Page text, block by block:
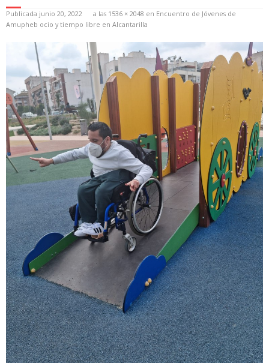
Publicada junio 20, 2022 a las 1536 × 2048 en Encuentro de Jóvenes de
Amupheb ocio y tiempo libre en Alcantarilla